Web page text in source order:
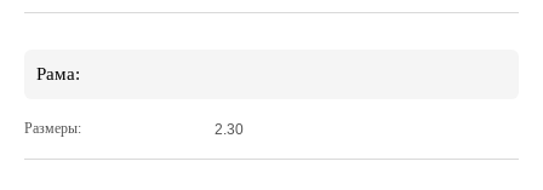
Рама:
Размеры: 2.30